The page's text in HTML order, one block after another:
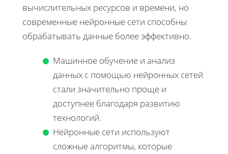
вычислительных ресурсов и времени, но
современные нейронные сети способны
обрабатывать данные более эффективно.
Машинное обучение и анализ
данных с помощью нейронных сетей
стали значительно проще и
доступнее благодаря развитию
технологий.
Нейронные сети используют
сложные алгоритмы, которые